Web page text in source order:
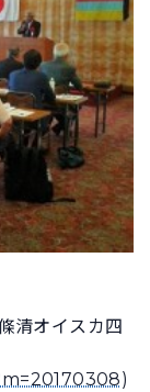
清オイスカ四
)